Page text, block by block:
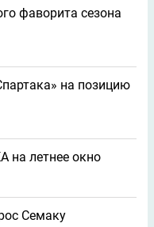
фаворита сезона
на позицию
на летнее окно
Семаку